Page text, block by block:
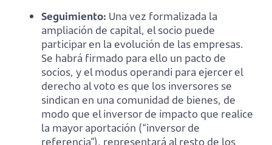
Seguimiento: Una vez formalizada la
ampliación de capital, el socio puede
participar en la evolución de las empresas.
Se habrá firmado para ello un pacto de
socios, y el modus operandi para ejercer el
derecho al voto es que los inversores se
sindican en una comunidad de bienes, de
modo que el inversor de impacto que realice
la mayor aportación (“inversor de
referencia”), representará al resto de los